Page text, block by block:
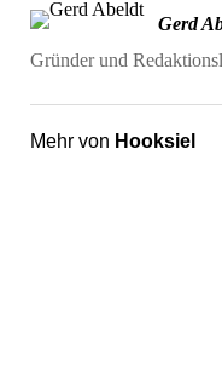
Gerd
Gründer und
Mehr von Hooksiel